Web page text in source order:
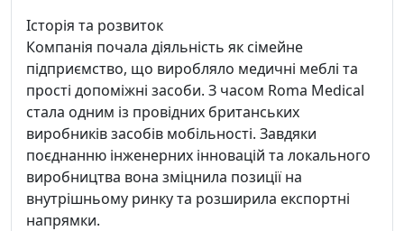
Історія та розвиток
Компанія почала діяльність як сімейне
підприємство, що виробляло медичні меблі та
прості допоміжні засоби. З часом Roma Medical
стала одним із провідних британських
виробників засобів мобільності. Завдяки
поєднанню інженерних інновацій та локального
виробництва вона зміцнила позиції на
внутрішньому ринку та розширила експортні
напрямки.